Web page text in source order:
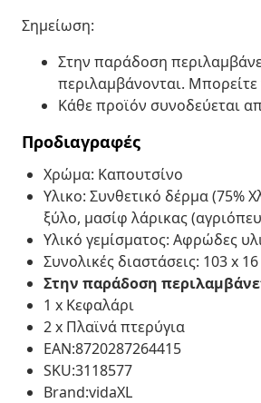
Σημείωση:
Στην παράδοση
περιλαμβάνονται.
Κάθε προϊόν συνοδεύεται
Προδιαγραφές
Χρώμα: Καπουτσίνο
Υλικο: Συνθετικό δέρμα (75%
ξύλο, μασίφ λάρικας
Υλικό γεμίσματος: Αφρώδες
Συνολικές διαστάσεις: 103 x
Στην παράδοση
1 x Κεφαλάρι
2 x Πλαϊνά πτερύγια
EAN:8720287264415
SKU:3118577
Brand:vidaXL